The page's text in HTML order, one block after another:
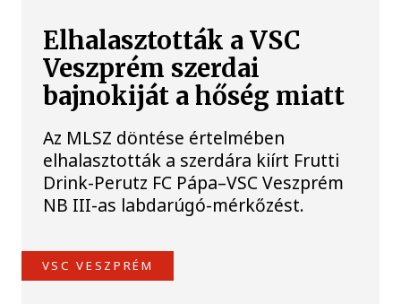
Elhalasztották a VSC
Veszprém szerdai
bajnokiját a hőség miatt
Az MLSZ döntése értelmében
elhalasztották a szerdára kiírt Frutti
Drink-Perutz FC Pápa–VSC Veszprém
NB III-as labdarúgó-mérkőzést.
VSC VESZPRÉM